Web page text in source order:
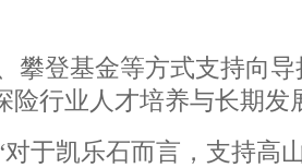
攀登基金等方式支持向
险行业人才培养与长期发
于凯乐石而言，支持高